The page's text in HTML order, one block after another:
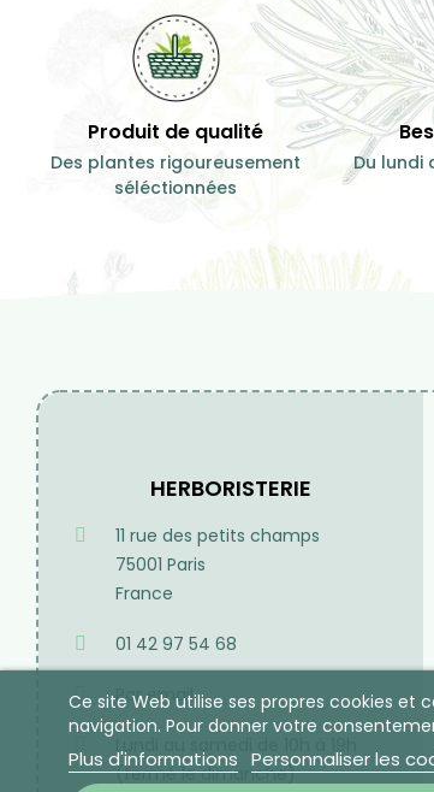
Ce site Web utilise ses propres cookies et
navigation. Pour donner votre
Plus d'informations Personnaliser les
Produit de qualité
Des plantes rigoureusement
séléctionnées
Du lundi
HERBORISTERIE
11 rue des petits champs
75001 Paris
France
01 42 97 54 68
Par email
Lundi au samedi de 10h à 19h
(fermé le dimanche)